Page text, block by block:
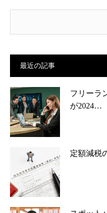
最近の記事
フリーラ
が2024…
定額減税